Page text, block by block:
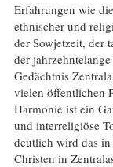
Erfahrungen wie
ethnischer und
der Sowjetzeit, der
der
Gedächtnis
vielen öffentlichen
Harmonie ist ein
und interreligiöse
deutlich wird das in
Christen in